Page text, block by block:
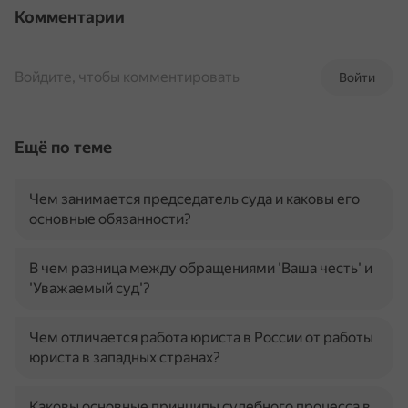
Комментарии
Войти
Войдите, чтобы комментировать
Ещё по теме
Чем занимается председатель суда и каковы его
основные обязанности?
В чем разница между обращениями 'Ваша честь' и
'Уважаемый суд'?
Чем отличается работа юриста в России от работы
юриста в западных странах?